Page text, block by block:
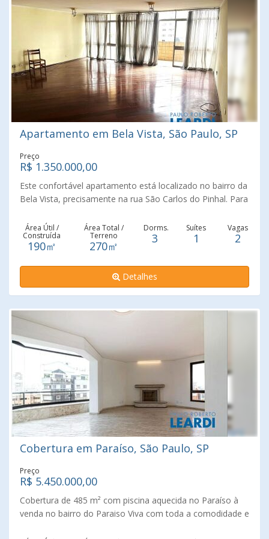
que este imóvel tem a oferecer com a Leardi Imóveis
jardim Paulista Consulte-nos !
Apartamento em Bela Vista, São Paulo, SP
Preço
R$ 1.350.000,00
Este confortável apartamento está localizado no bairro da
Bela Vista, precisamente na rua São Carlos do Pinhal. Para
espaços confortáveis. Sala super espaçosa com terraço,
tendo vista livre. Lavabo. Três (3) dormitórios, uma (1)
suíte, são em sua totalidade três (3) banheiros. Cozinha
ampla, área de serviço e dependências de empregada
Uma (1) vaga Conta com instalações como Acesso para
deficientes físicos, Aquecedor central, Elevador, Portaria.
interesse com destaque para Faculdade De Comunicação
Social Casper Líbero, Colégio Objetivo, Hospital Evaldo
Foz, Workout Academia, Estação Veneza Shopping,
Shopping Market Paulista. Agende sua visita com um dos
nossos Corretores Imobiliários Especilaizados e
Credenciados da Leardi Imóveis Jardim Paulista Consulte-
nos !
Área Útil /
Construída
190㎡
Área Total /
Terreno
270㎡
Dorms.
3
Suítes
1
Vagas
2
Detalhes
Cobertura em Paraíso, São Paulo, SP
Preço
R$ 5.450.000,00
Cobertura de 485 m² com piscina aquecida no Paraíso à
venda no bairro do Paraiso Viva com toda a comodidade e